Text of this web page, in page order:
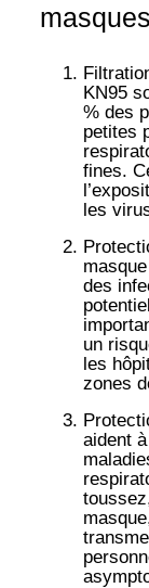
KN95
% des
petites
fines.
les
des
un
les
zones
aident